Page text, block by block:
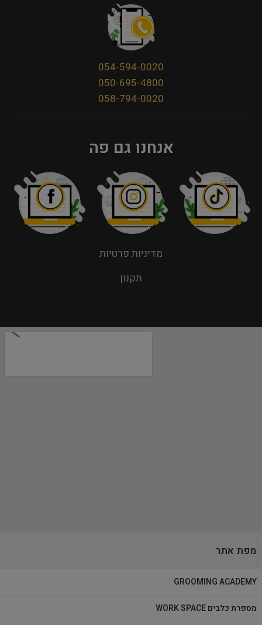
054-594-0020
050-695-4800
058-794-0020
אנחנו גם פה
מדיניות פרטיות
תקנון
מפת אתר
GROOMING ACADEMY
מספרת כלבים WORK SPACE